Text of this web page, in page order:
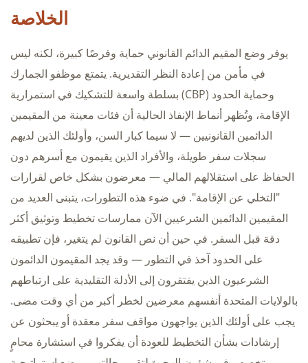
الخلاصة
يوفر وضع المقيم الدائم القانوني حماية وفرصًا كبيرة، لكنه ليس
في مأمن من إعادة النظر التقديرية. يتمتع موظفو الجمارك
وحماية الحدود (CBP) بسلطة واسعة للتشكيك في استمرارية
الإقامة، وتُظهر أنماط الإنفاذ الحالية أن فئات معينة من المقيمين
الدائمين القانونيين — لا سيما كبار السن، وأولئك الذين لديهم
سجلات سفر طويلة، والأفراد الذين يقيمون مع أسرهم دون
الحفاظ على استقلالهم المالي — معرضون بشكل خاص لقرارات
"التخلي عن الإقامة". في ضوء هذه التطورات، يتبنى العديد من
المقيمين الدائمين الشرعيين الآن ممارسات تخطيط وتوثيق أكثر
دقة قبل السفر. في حين أن نص القانون لم يتغير، فإن تطبيقه
على الحدود آخذ في التطور — وقد يجد المقيمون الدائمون
الشرعيون الذين يفتقرون إلى الأدلة التقليدية على ارتباطهم
بالولايات المتحدة أنفسهم معرضين لخطر أكبر من أي وقت مضى.
يجب على أولئك الذين يواجهون مواقف سفر معقدة أو يبحثون عن
إرشادات بشأن التخطيط للعودة أن يفكروا في استشارة محامٍ